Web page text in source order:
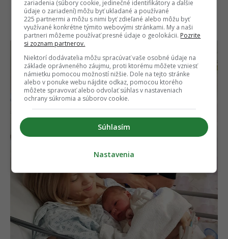
prestávku, aby sa vrátil naspäť domov,
kde na neho v nemocnici čakala
priateľka a novonarodená dcérka.
zariadenia (súbory cookie, jedinečné identifikátory a ďalšie
údaje o zariadení) môžu byť ukladané a používané
225 partnermi a môžu s nimi byť zdieľané alebo môžu byť
využívané konkrétne týmito webovými stránkami. My a naši
partneri môžeme používať presné údaje o geolokácii. Pozrite
si zoznam partnerov.
Niektorí dodávatelia môžu spracúvať vaše osobné údaje na
základe oprávneného záujmu, proti ktorému môžete vzniesť
námietku pomocou možností nižšie. Dole na tejto stránke
alebo v ponuke webu nájdite odkaz, pomocou ktorého
môžete spravovať alebo odvolať súhlas v nastaveniach
ochrany súkromia a súborov cookie.
Súhlasím
Nastavenia